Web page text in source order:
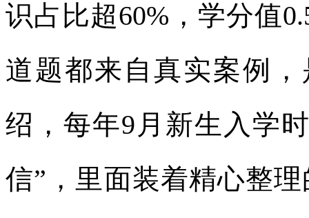
识占比超60%，学分值
道题都来自真实案例
绍，每年9月新生入学
信”，里面装着精心整